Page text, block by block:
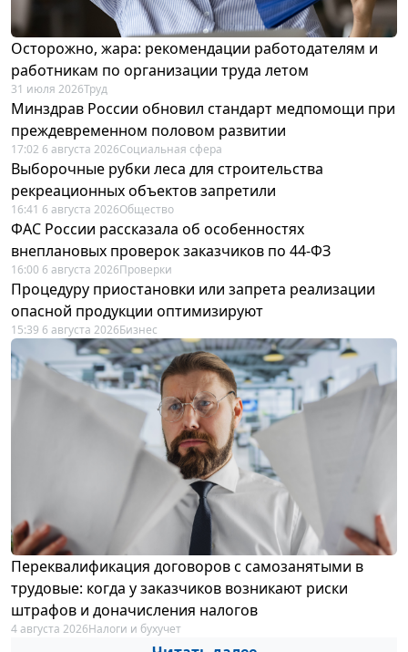
Осторожно, жара: рекомендации работодателям и
работникам по организации труда летом
31 июля 2026Труд
Минздрав России обновил стандарт медпомощи при
преждевременном половом развитии
17:02 6 августа 2026Социальная сфера
Выборочные рубки леса для строительства
рекреационных объектов запретили
16:41 6 августа 2026Общество
ФАС России рассказала об особенностях
внеплановых проверок заказчиков по 44-ФЗ
16:00 6 августа 2026Проверки
Процедуру приостановки или запрета реализации
опасной продукции оптимизируют
15:39 6 августа 2026Бизнес
Переквалификация договоров с самозанятыми в
трудовые: когда у заказчиков возникают риски
штрафов и доначисления налогов
4 августа 2026Налоги и бухучет